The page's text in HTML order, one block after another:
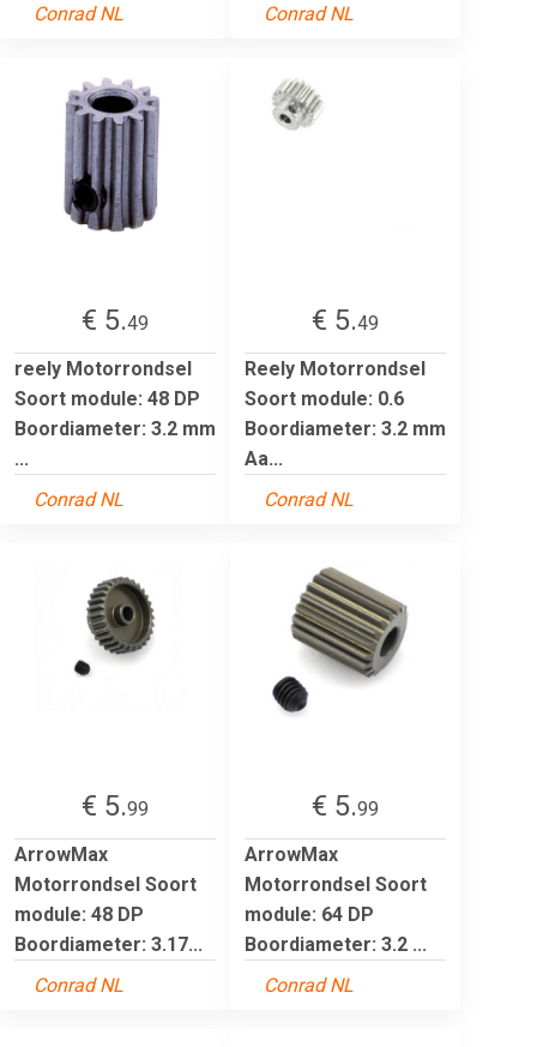
Conrad NL
Conrad NL
€ 5.49
reely Motorrondsel
Soort module: 48 DP
Boordiameter: 3.2 mm
...
Conrad NL
€ 5.49
Reely Motorrondsel
Soort module: 0.6
Boordiameter: 3.2 mm
Aa...
Conrad NL
€ 5.99
ArrowMax
Motorrondsel Soort
module: 48 DP
Boordiameter: 3.17...
Conrad NL
€ 5.99
ArrowMax
Motorrondsel Soort
module: 64 DP
Boordiameter: 3.2 ...
Conrad NL